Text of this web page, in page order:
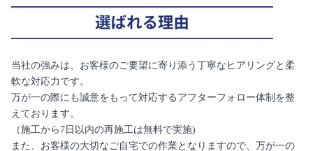
当社の強みは、お客様のご要望に寄り添う丁寧なヒアリングと柔
軟な対応力です。
万が一の際にも誠意をもって対応するアフターフォロー体制を整
えております。
（施工から7日以内の再施工は無料で実施)
また、お客様の大切なご自宅での作業となりますので、万が一の